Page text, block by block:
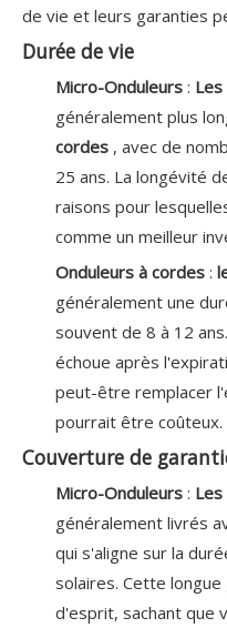
de vie et leurs garanties
Durée de vie
Micro-Onduleurs :
généralement plus
cordes , avec de
25 ans. La longévité
raisons pour
comme un meilleur
Onduleurs à cordes :
généralement une
souvent de 8 à 12
échoue après
peut-être remplacer
pourrait être coûteux.
Couverture de
Micro-Onduleurs :
généralement livrés
qui s'aligne sur la
solaires. Cette
d'esprit, sachant que